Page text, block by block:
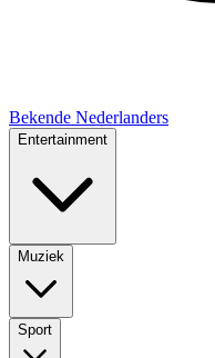
Bekende Nederlanders
Entertainment
Muziek
Sport